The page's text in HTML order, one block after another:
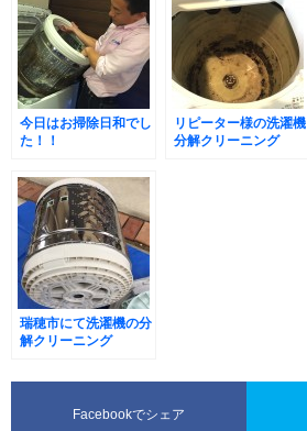
今日はお掃除日和でし
た！！
リピーター様の洗濯機
分解クリーニング
瑞穂市にて洗濯機の分
解クリーニング
Facebookでシェア